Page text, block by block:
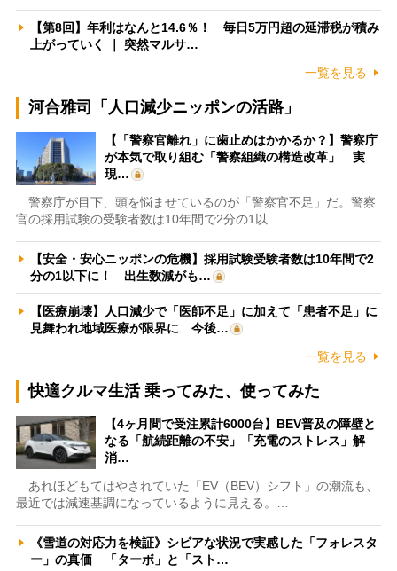
【第8回】年利はなんと14.6％！ 毎日5万円超の延滞税が積み
上がっていく ｜ 突然マルサ…
一覧を見る
河合雅司「人口減少ニッポンの活路」
【「警察官離れ」に歯止めはかかるか？】警察庁
が本気で取り組む「警察組織の構造改革」 実
現…
警察庁が目下、頭を悩ませているのが「警察官不足」だ。警察
官の採用試験の受験者数は10年間で2分の1以…
【安全・安心ニッポンの危機】採用試験受験者数は10年間で2
分の1以下に！ 出生数減がも…
【医療崩壊】人口減少で「医師不足」に加えて「患者不足」に
見舞われ地域医療が限界に 今後…
一覧を見る
快適クルマ生活 乗ってみた、使ってみた
【4ヶ月間で受注累計6000台】BEV普及の障壁と
なる「航続距離の不安」「充電のストレス」解
消…
あれほどもてはやされていた「EV（BEV）シフト」の潮流も、
最近では減速基調になっているように見える。…
《雪道の対応力を検証》シビアな状況で実感した「フォレスタ
ー」の真価 「ターボ」と「スト…